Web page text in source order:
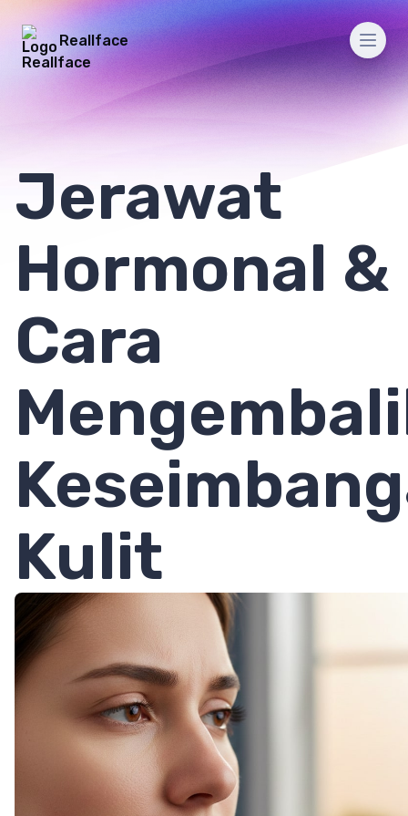
Reallface
Jerawat
Hormonal &
Cara
Kulit